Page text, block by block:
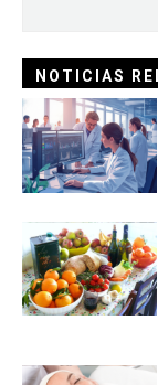
NOTICIAS